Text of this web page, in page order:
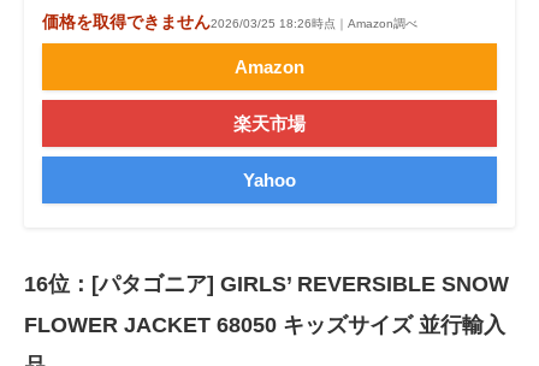
価格を取得できません2026/03/25 18:26時点｜Amazon調べ
Amazon
楽天市場
Yahoo
16位：[パタゴニア] GIRLS’ REVERSIBLE SNOW
FLOWER JACKET 68050 キッズサイズ 並行輸入